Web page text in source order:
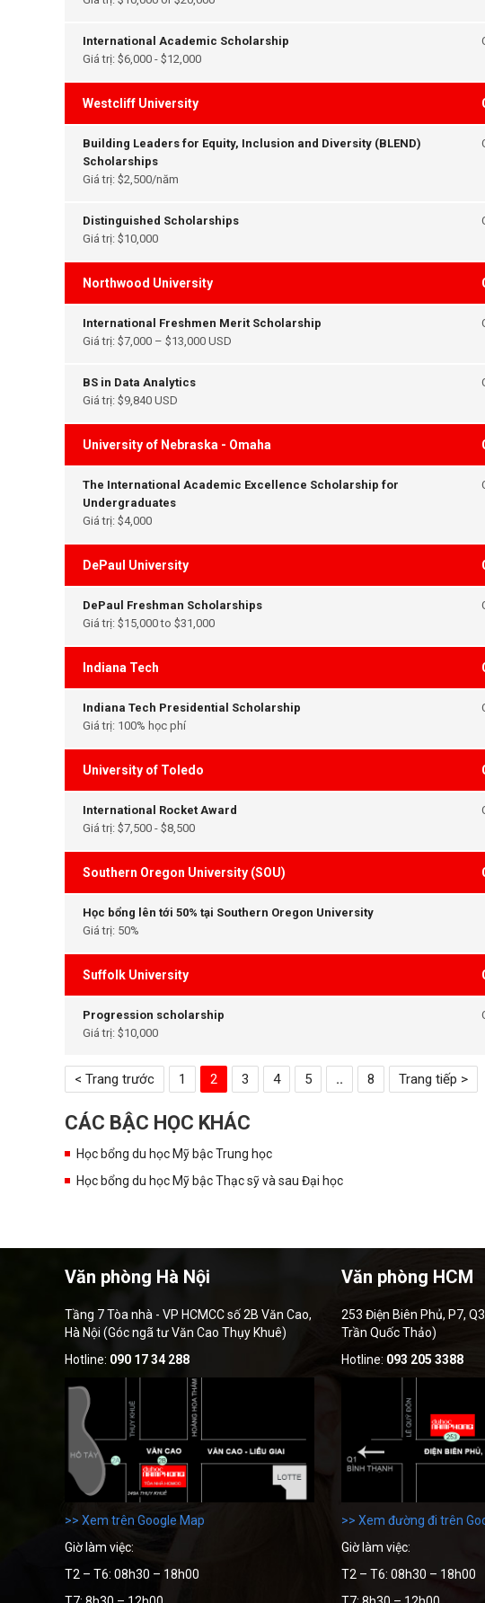
International Academic Scholarship
Giá trị: $6,000 - $12,000
Westcliff University
Building Leaders for Equity, Inclusion and Diversity (BLEND)
Scholarships
Giá trị: $2,500/năm
Distinguished Scholarships
Giá trị: $10,000
Northwood University
International Freshmen Merit Scholarship
Giá trị: $7,000 – $13,000 USD
BS in Data Analytics
Giá trị: $9,840 USD
University of Nebraska - Omaha
The International Academic Excellence Scholarship for
Undergraduates
Giá trị: $4,000
DePaul University
DePaul Freshman Scholarships
Giá trị: $15,000 to $31,000
Indiana Tech
Indiana Tech Presidential Scholarship
Giá trị: 100% học phí
University of Toledo
International Rocket Award
Giá trị: $7,500 - $8,500
Southern Oregon University (SOU)
Học bổng lên tới 50% tại Southern Oregon University
Giá trị: 50%
Suffolk University
Progression scholarship
Giá trị: $10,000
< Trang trước 1 2 3 4 5 .. 8 Trang tiếp >
CÁC BẬC HỌC KHÁC
Học bổng du học Mỹ bậc Trung học
Học bổng du học Mỹ bậc Thạc sỹ và sau Đại học
Văn phòng Hà Nội
Tầng 7 Tòa nhà - VP HCMCC số 2B Văn Cao,
Hà Nội (Góc ngã tư Văn Cao Thụy Khuê)
Hotline: 090 17 34 288
>> Xem trên Google Map
Giờ làm việc:
T2 – T6: 08h30 – 18h00
Văn phòng HCM
253 Điện Biên Phủ, P7,
Trần Quốc Thảo)
Hotline: 093 205 3388
>> Xem đường đi trên
Giờ làm việc:
T2 – T6: 08h30 – 18h00